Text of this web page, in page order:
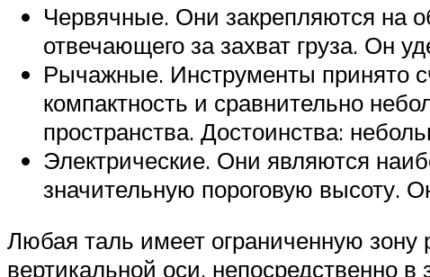
Червячные. Они закрепляются на
отвечающего за захват груза. Он
Рычажные. Инструменты принято
компактность и сравнительно
пространства. Достоинства:
Электрические. Они являются
значительную пороговую высоту.
Любая таль имеет ограниченную зону
вертикальной оси, непосредственно